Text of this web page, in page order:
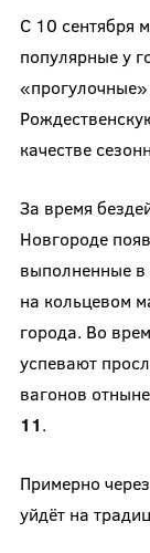
С 10 сентября
популярные у
качестве
За время
Новгороде
выполненные в
на кольцевом
города. Во
успевают
вагонов
11.
Примерно
уйдёт на